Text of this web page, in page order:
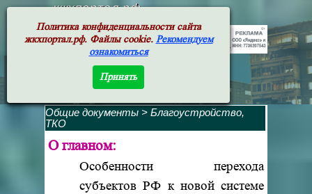
жкхпортал.рф
Общие документы > Благоустройство,
ТКО
О главном:
Особенности перехода
субъектов РФ к новой системе
Политика конфиденциальности сайта
жкхпортал.рф. Файлы cookie. Рекомендуем
ознакомиться
Принять